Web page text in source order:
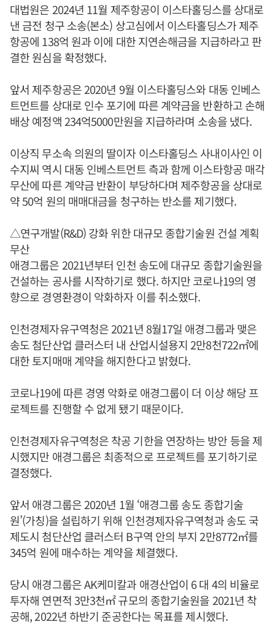
대법원은 2024년 11월 제주항공이 이스타홀딩스를 상대로
낸 금전 청구 소송(본소) 상고심에서 이스타홀딩스가 제주
항공에 138억 원과 이에 대한 지연손해금을 지급하라고 판
결한 원심을 확정했다.
앞서 제주항공은 2020년 9월 이스타홀딩스와 대동 인베스
트먼트를 상대로 인수 포기에 따른 계약금을 반환하고 손해
배상 예정액 234억5000만원을 지급하라며 소송을 냈다.
이상직 무소속 의원의 딸이자 이스타홀딩스 사내이사인 이
수지씨 역시 대동 인베스트먼트 측과 함께 이스타항공 매각
무산에 따른 계약금 반환이 부당하다며 제주항공을 상대로
약 50억 원의 매매대금을 청구하는 반소를 제기했다.
△연구개발(R&D) 강화 위한 대규모 종합기술원 건설 계획
무산
애경그룹은 2021년부터 인천 송도에 대규모 종합기술원을
건설하는 공사를 시작하기로 했다. 하지만 코로나19의 영
향으로 경영환경이 악화하자 이를 취소했다.
인천경제자유구역청은 2021년 8월17일 애경그룹과 맺은
송도 첨단산업 클러스터 내 산업시설용지 2만8천722㎡에
대한 토지매매 계약을 해지한다고 밝혔다.
코로나19에 따른 경영 악화로 애경그룹이 더 이상 해당 프
로젝트를 진행할 수 없게 됐기 때문이다.
인천경제자유구역청은 착공 기한을 연장하는 방안 등을 제
시했지만 애경그룹은 최종적으로 프로젝트를 포기하기로
결정했다.
앞서 애경그룹은 2020년 1월 ‘애경그룹 송도 종합기술
원’(가칭)을 설립하기 위해 인천경제자유구역청과 송도 국
제도시 첨단산업 클러스터 B구역 안의 부지 2만8772㎡를
345억 원에 매수하는 계약을 체결했다.
당시 애경그룹은 AK케미칼과 애경산업이 6 대 4의 비율로
투자해 연면적 3만3천㎡ 규모의 종합기술원을 2021년 착
공해, 2022년 하반기 준공한다는 목표를 제시했다.